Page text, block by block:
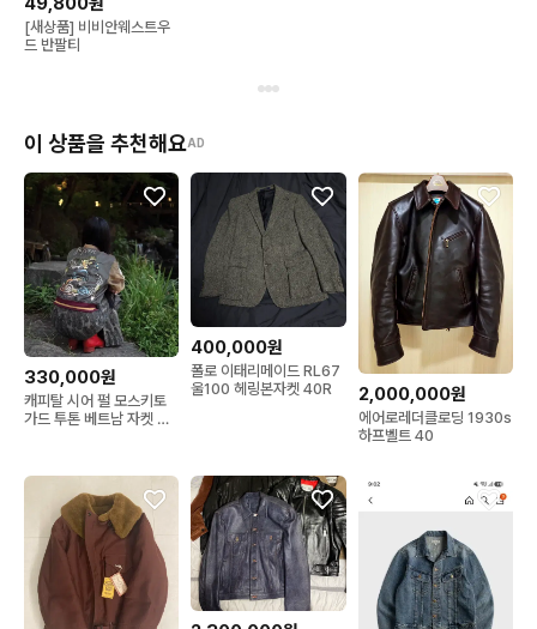
[새상품] 비비안웨스트우
드 반팔티
이 상품을 추천해요AD
330,000원
캐피탈 시어 펄 모스키토
가드 투톤 베트남 자켓 카
400,000원
폴로 이태리메이드 RL67
울100 헤링본자켓 40R
2,000,000원
에어로레더클로딩 1930s
하프벨트 40